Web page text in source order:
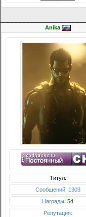
Anika
Титул:
Сообщений: 1303
Награды: 54
Репутация: